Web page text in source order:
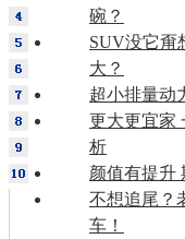
碗？
SUV没它甭
大？
超小排量动
更大更宜家
析
颜值有提升
不想追尾？
车！